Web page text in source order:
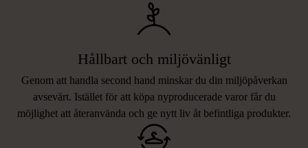
Hållbart och miljövänligt
Genom att handla second hand minskar du din miljöpåverkan
avsevärt. Istället för att köpa nyproducerade varor får du
möjlighet att återanvända och ge nytt liv åt befintliga produkter.